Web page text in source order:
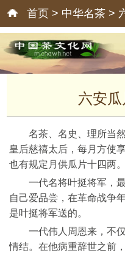
首页 > 中华名茶 >
六安
名茶、名史、理所当
皇后慈禧太后，每月方使
也有规定月供瓜片十四两。
一代名将叶挺将军，
自己爱品尝，在革命战争
是叶挺将军送的。
一代伟人周恩来，不
情结。在他病重辞世之前